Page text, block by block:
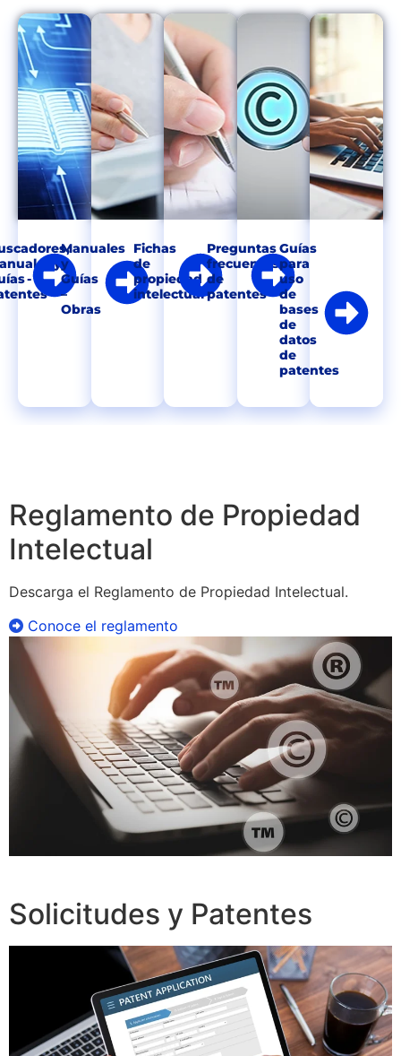
y
-
Manuales
y
Guías
–
Obras
Fichas
de
propiedad
intelectual
Preguntas
frecuentes
de
patentes
Guías
para
uso
de
bases
de
datos
de
patentes
Reglamento de Propiedad
Intelectual
Descarga el Reglamento de Propiedad Intelectual.
Conoce el reglamento
Solicitudes y Patentes